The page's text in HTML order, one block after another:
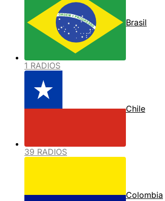
Brasil
1 RADIOS
Chile
39 RADIOS
Colombia